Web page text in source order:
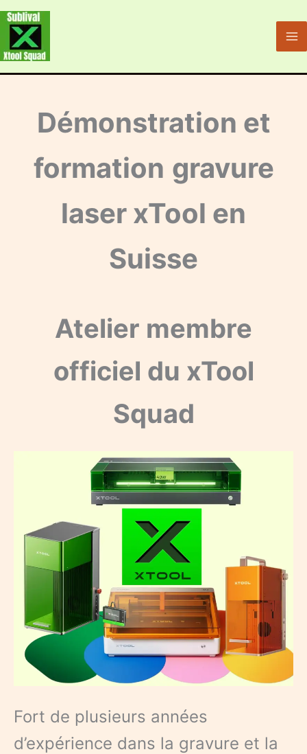
Aller
au
contenu
Démonstration et
formation gravure
laser xTool en
Suisse
Atelier membre
officiel du xTool
Squad
Fort de plusieurs années
d’expérience dans la gravure et la